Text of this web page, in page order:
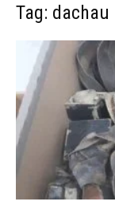
Tag: dachau